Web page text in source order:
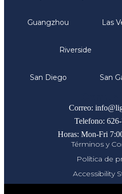
Guangzhou Las
Riverside
San Diego San
Correo:
Telefono:
Horas: Mon-Fri
Términos y
Política de
Accessibility